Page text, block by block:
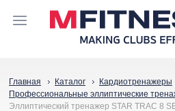
Главная Каталог
Кардиотренажеры
Профессиональные эллиптические
Эллиптический тренажер STAR TRAC 8